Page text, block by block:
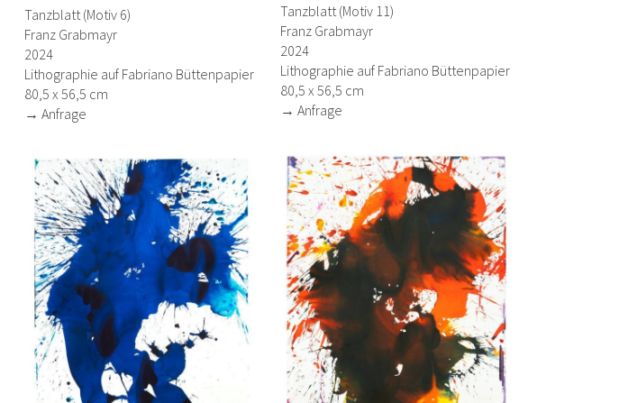
Tanzblatt (Motiv 6)
Franz Grabmayr
2024
Lithographie auf Fabriano Büttenpapier
80,5 x 56,5 cm
→ Anfrage
Tanzblatt (Motiv 11)
Franz Grabmayr
2024
Lithographie auf Fabriano Büttenpapier
80,5 x 56,5 cm
→ Anfrage